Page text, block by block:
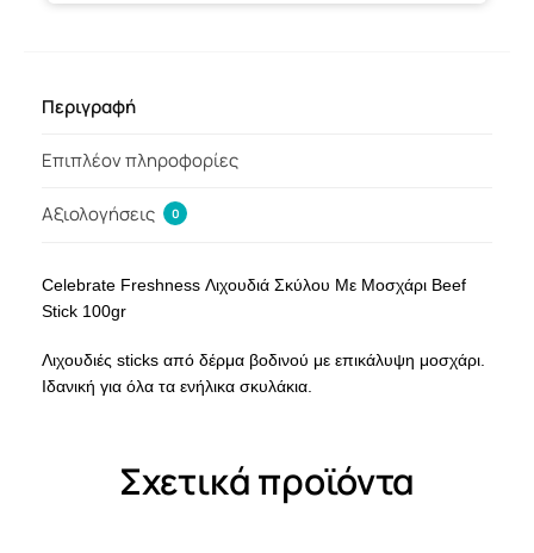
Περιγραφή
Επιπλέον πληροφορίες
Αξιολογήσεις 0
Celebrate Freshness Λιχουδιά Σκύλου Με Μοσχάρι Beef
Stick 100gr
Λιχουδιές sticks από δέρμα βοδινού με επικάλυψη μοσχάρι.
Ιδανική για όλα τα ενήλικα σκυλάκια.
Σχετικά προϊόντα